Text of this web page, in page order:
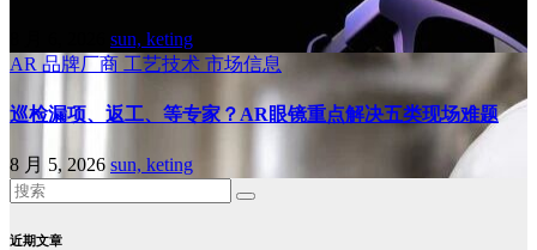
sun, keting
AR 品牌厂商 工艺技术 市场信息
巡检漏项、返工、等专家？AR眼镜重点解决五类现场难题
8 月 5, 2026 sun, keting
近期文章